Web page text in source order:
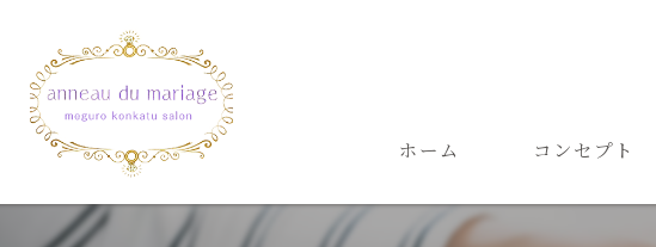
ホーム コンセプト
ご結婚までの流れ